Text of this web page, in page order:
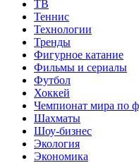
ТВ
Теннис
Технологии
Тренды
Фигурное катание
Фильмы и сериалы
Футбол
Хоккей
Чемпионат мира по
Шахматы
Шоу-бизнес
Экология
Экономика